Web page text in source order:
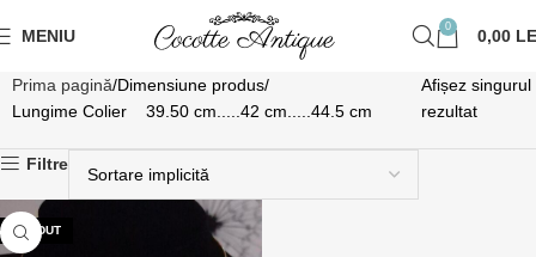
MENIU 0 0,00
Prima pagină Dimensiune produs
Lungime Colier 39.50 cm.....42 cm.....44.5 cm
Afișez singurul
rezultat
Filtre
VÂNDUT